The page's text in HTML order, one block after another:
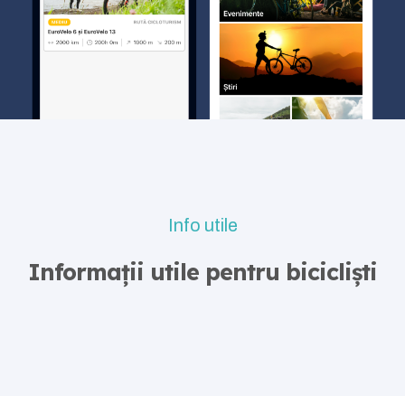
Info utile
Informații utile pentru bicicliști